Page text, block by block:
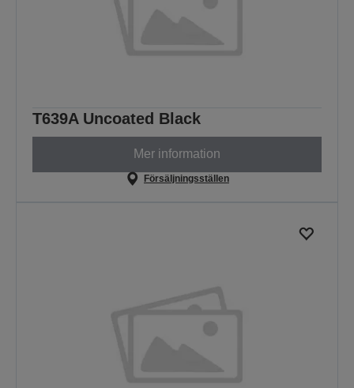
T639A Uncoated Black
Mer information
Försäljningsställen